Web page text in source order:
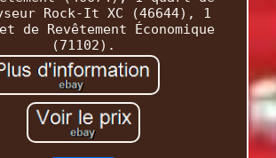
Rock-It XC (46644), 1
de Revêtement Économique
(71102).